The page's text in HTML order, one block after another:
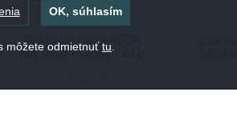
Cestovná taška ROCK
HA-0053 - čierna - 44 L
OK, súhlasím
môžete odmietnuťtu